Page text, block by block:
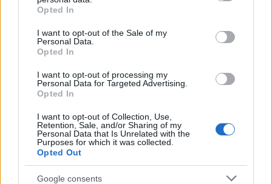
grant or deny consent to Google and its third-party tags to
use your data for below specified purposes in below Google
consent section.
Opted In
I want to opt-out of the Sale of my
Personal Data.
Opted In
I want to opt-out of processing my
Personal Data for Targeted Advertising.
Opted In
I want to opt-out of Collection, Use,
Retention, Sale, and/or Sharing of my
Personal Data that Is Unrelated with the
Purposes for which it was collected.
Opted Out
Google consents
e riflessioni
Andrea Innocenti · 9 Ago 2026
BREAKING NEWS